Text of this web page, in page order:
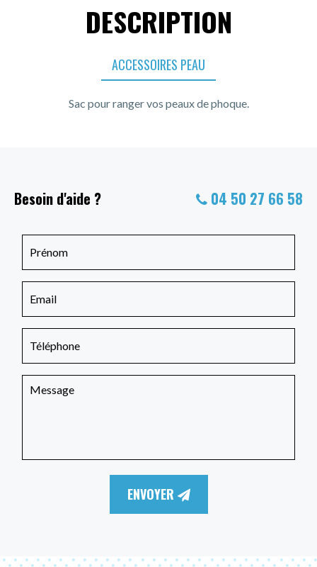
DESCRIPTION
ACCESSOIRES PEAU
Sac pour ranger vos peaux de phoque.
Besoin d'aide ? 04 50 27 66 58
ENVOYER